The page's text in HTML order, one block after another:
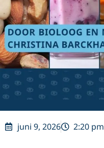
juni 9, 2026 2:20 pm